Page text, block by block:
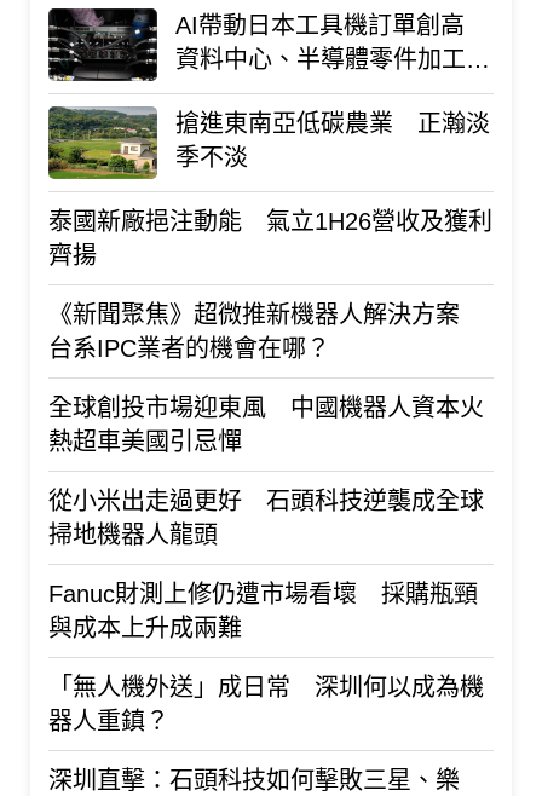
AI帶動日本工具機訂單創高
資料中心、半導體零件加工需
求增
搶進東南亞低碳農業 正瀚淡
季不淡
泰國新廠挹注動能 氣立1H26營收及獲利
齊揚
《新聞聚焦》超微推新機器人解決方案
台系IPC業者的機會在哪？
全球創投市場迎東風 中國機器人資本火
熱超車美國引忌憚
從小米出走過更好 石頭科技逆襲成全球
掃地機器人龍頭
Fanuc財測上修仍遭市場看壞 採購瓶頸
與成本上升成兩難
「無人機外送」成日常 深圳何以成為機
器人重鎮？
深圳直擊：石頭科技如何擊敗三星、樂